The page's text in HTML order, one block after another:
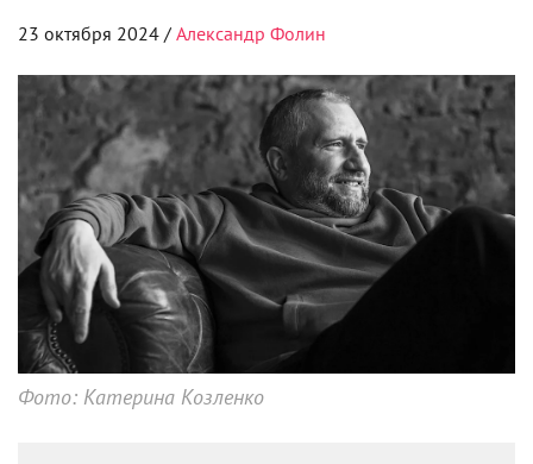
23 октября 2024 / Александр Фолин
Фото: Катерина Козленко